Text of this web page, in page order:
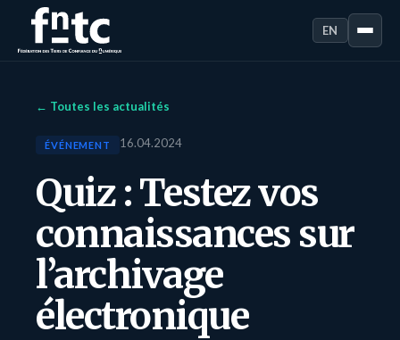
EN
← Toutes les actualités
ÉVÉNEMENT 16.04.2024
Quiz : Testez vos
connaissances sur
l’archivage
électronique